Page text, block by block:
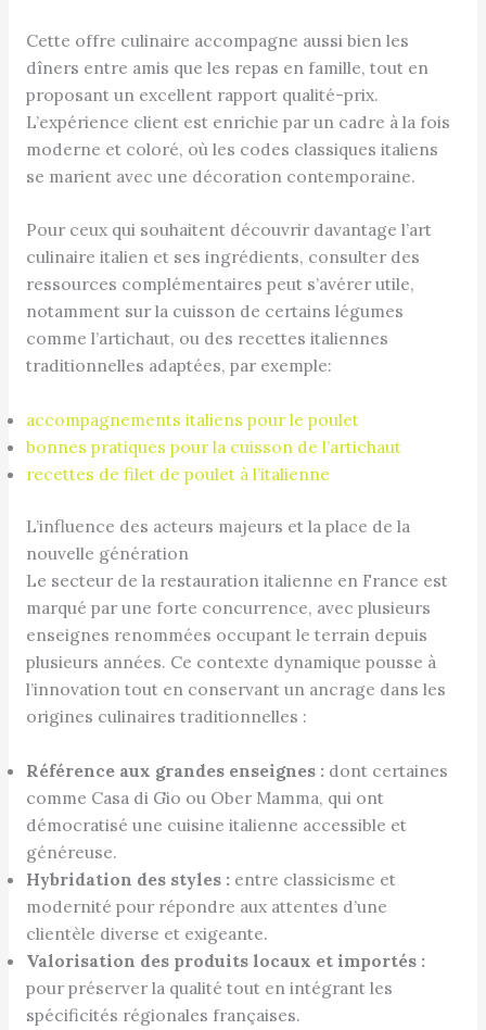
Cette offre culinaire accompagne aussi bien les
dîners entre amis que les repas en famille, tout en
proposant un excellent rapport qualité-prix.
L’expérience client est enrichie par un cadre à la fois
moderne et coloré, où les codes classiques italiens
se marient avec une décoration contemporaine.
Pour ceux qui souhaitent découvrir davantage l’art
culinaire italien et ses ingrédients, consulter des
ressources complémentaires peut s’avérer utile,
notamment sur la cuisson de certains légumes
comme l’artichaut, ou des recettes italiennes
traditionnelles adaptées, par exemple:
accompagnements italiens pour le poulet
bonnes pratiques pour la cuisson de l’artichaut
recettes de filet de poulet à l’italienne
L’influence des acteurs majeurs et la place de la
nouvelle génération
Le secteur de la restauration italienne en France est
marqué par une forte concurrence, avec plusieurs
enseignes renommées occupant le terrain depuis
plusieurs années. Ce contexte dynamique pousse à
l’innovation tout en conservant un ancrage dans les
origines culinaires traditionnelles :
Référence aux grandes enseignes : dont certaines
comme Casa di Gio ou Ober Mamma, qui ont
démocratisé une cuisine italienne accessible et
généreuse.
Hybridation des styles : entre classicisme et
modernité pour répondre aux attentes d’une
clientèle diverse et exigeante.
Valorisation des produits locaux et importés :
pour préserver la qualité tout en intégrant les
spécificités régionales françaises.